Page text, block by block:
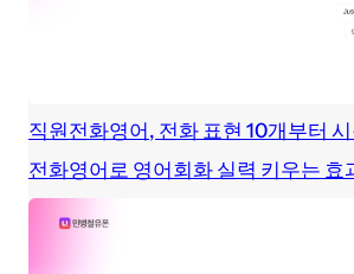
직원전화영어, 전화 표현 10개부터
전화영어로 영어회화 실력 키우는 효